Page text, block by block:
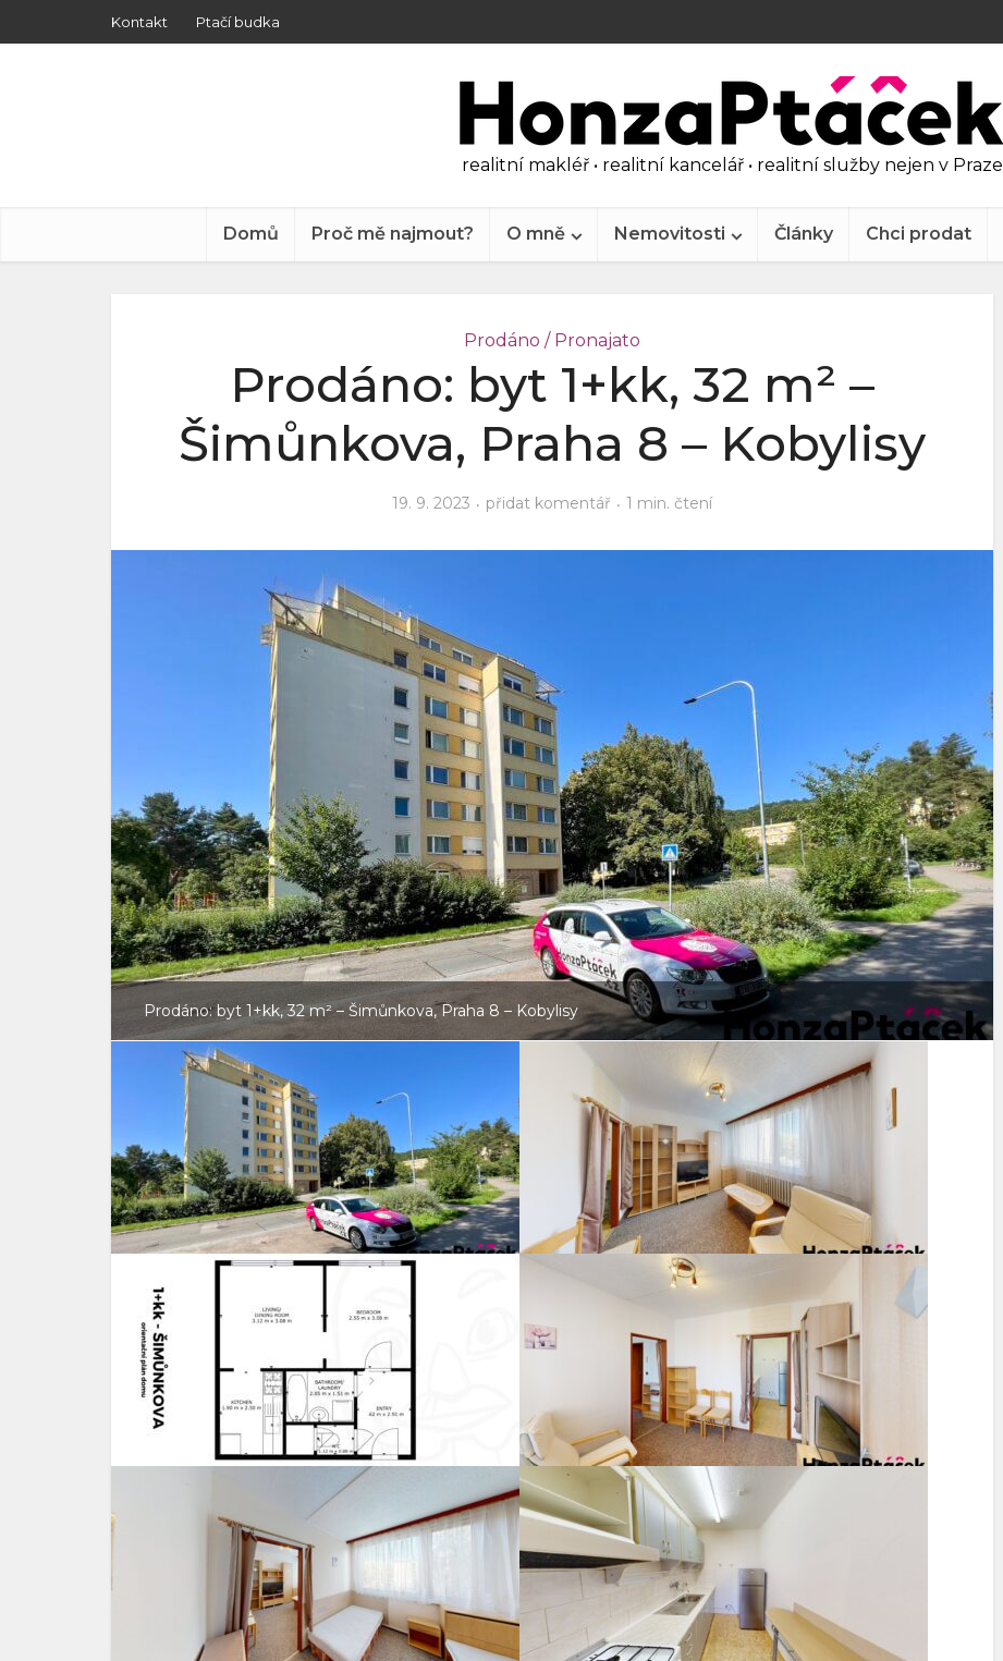
Kontakt Ptačí budka
realitní makléř • realitní kancelář • realitní služby nejen v Praze
Domů Proč mě najmout? O mně Nemovitosti Články Chci prodat
Prodáno / Pronajato
Prodáno: byt 1+kk, 32 m² –
Šimůnkova, Praha 8 – Kobylisy
19. 9. 2023 přidat komentář 1 min. čtení
Prodáno: byt 1+kk, 32 m² – Šimůnkova, Praha 8 – Kobylisy